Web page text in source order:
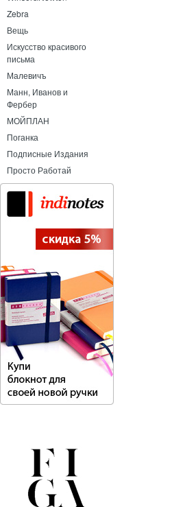
Zebra
Вещь
Искусство красивого
письма
Малевичъ
Манн, Иванов и
Фербер
МОЙПЛАН
Поганка
Подписные Издания
Просто Работай